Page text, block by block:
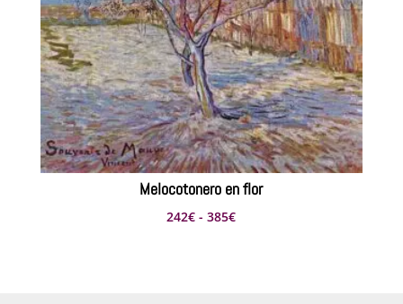
Melocotonero en flor
242€ - 385€Rango